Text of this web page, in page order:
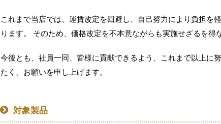
これまで当店では、運賃改定を回避し、自己努力により負担
ります。 そのため、価格改定を不本意ながらも実施せざるを得
今後とも、社員一同、皆様に貢献できるよう、これまで以上に
たく、お願いを申し上げます。
対象製品